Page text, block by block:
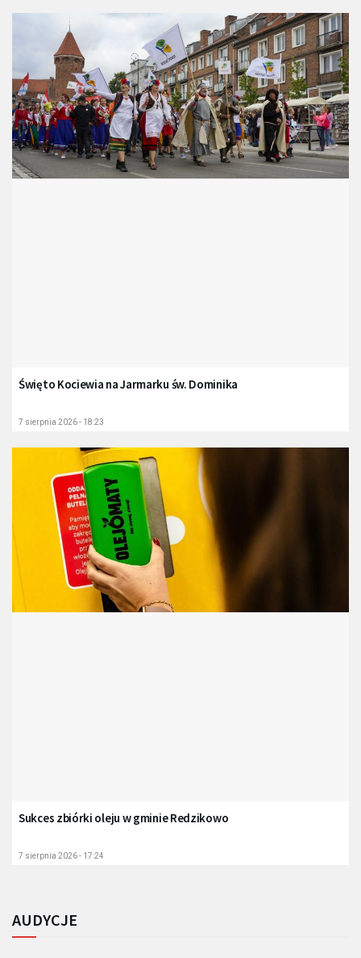
Święto Kociewia na Jarmarku św. Dominika
7 sierpnia 2026 - 18:23
Sukces zbiórki oleju w gminie Redzikowo
7 sierpnia 2026 - 17:24
AUDYCJE